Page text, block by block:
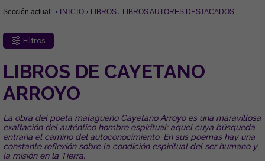
Sección actual: INICIO LIBROS LIBROS AUTORES DESTACADOS
Filtros
LIBROS DE CAYETANO
ARROYO
La obra del poeta malagueño Cayetano Arroyo es una maravillosa
exaltación del auténtico hombre espiritual: aquel cuya búsqueda
entraña el camino del autoconocimiento. En sus poemas hay una
constante reflexión sobre la condición espiritual del ser humano y
la misión en la Tierra.